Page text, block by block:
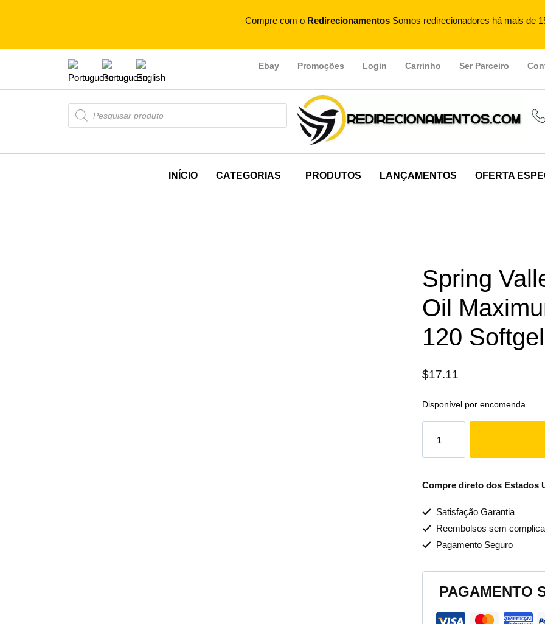
Compre com o Redirecionamentos Somos redirecionadores há mais de
Ebay Promoções Login Carrinho Ser Parceiro
INÍCIO CATEGORIAS PRODUTOS LANÇAMENTOS OFERTA
Spring
Oil
120
$17.11
Disponível por encomenda
Compre direto dos Estados
Satisfação Garantia
Reembolsos sem
Pagamento Seguro
PAGAMENTO